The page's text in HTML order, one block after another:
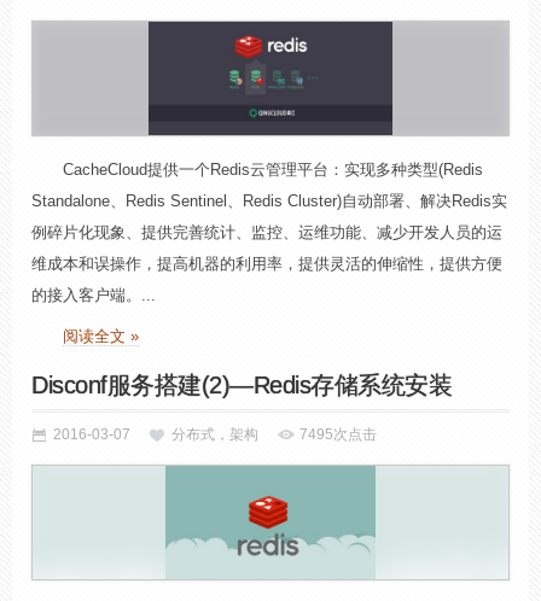
CacheCloud提供一个Redis云管理平台：实现多种类型(Redis
Standalone、Redis Sentinel、Redis Cluster)自动部署、解决Redis实
例碎片化现象、提供完善统计、监控、运维功能、减少开发人员的运
维成本和误操作，提高机器的利用率，提供灵活的伸缩性，提供方便
的接入客户端。...
阅读全文 »
Disconf服务搭建(2)—Redis存储系统安装
2016-03-07 分布式，架构 7495次点击